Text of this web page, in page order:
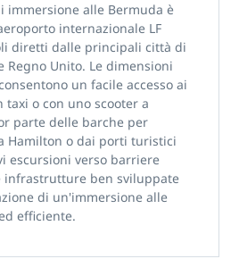
immersione alle Bermuda è
internazionale LF
diretti dalle principali città di
Regno Unito. Le dimensioni
un facile accesso ai
o con uno scooter a
parte delle barche per
Hamilton o dai porti turistici
escursioni verso barriere
infrastrutture ben sviluppate
di un'immersione alle
efficiente.